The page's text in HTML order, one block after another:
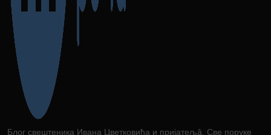
Блог свештеника Ивана Цветковића и пријатељâ. Све поруке